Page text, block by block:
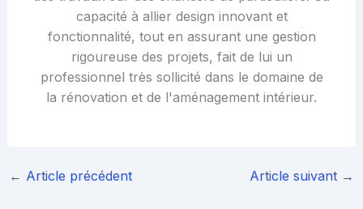
capacité à allier design innovant et
fonctionnalité, tout en assurant une gestion
rigoureuse des projets, fait de lui un
professionnel très sollicité dans le domaine de
la rénovation et de l'aménagement intérieur.
← Article précédent Article suivant →